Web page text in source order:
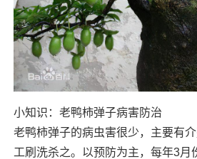
小知识：老鸭柿弹子病害防治
老鸭柿弹子的病虫害很少，主要有
工刷洗杀之。以预防为主，每年3月